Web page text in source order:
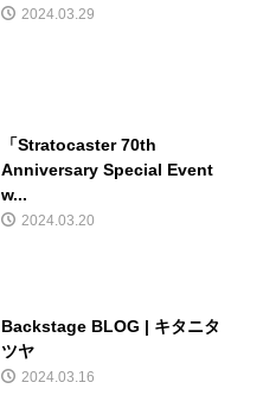
2024.03.29
「Stratocaster 70th
Anniversary Special Event
w...
2024.03.20
Backstage BLOG | キタニタ
ツヤ
2024.03.16